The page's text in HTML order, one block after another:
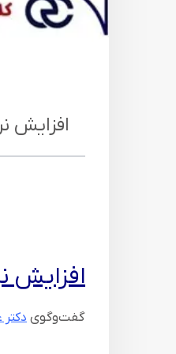
افزایش
افزایش
گفت‌وگوی